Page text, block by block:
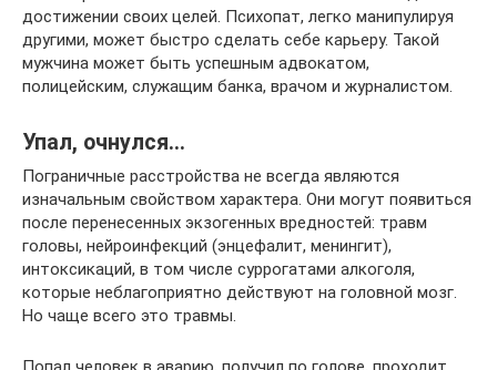
достижении своих целей. Психопат, легко манипулируя
другими, может быстро сделать себе карьеру. Такой
мужчина может быть успешным адвокатом,
полицейским, служащим банка, врачом и журналистом.
Упал, очнулся…
Пограничные расстройства не всегда являются
изначальным свойством характера. Они могут появиться
после перенесенных экзогенных вредностей: травм
головы, нейроинфекций (энцефалит, менингит),
интоксикаций, в том числе суррогатами алкоголя,
которые неблагоприятно действуют на головной мозг.
Но чаще всего это травмы.